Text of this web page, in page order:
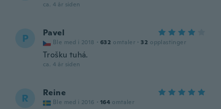
ca. 4 år siden
P Pavel
Ble med i 2018 · 632 omtaler · 32 opplastinger
Trošku tuhá.
ca. 4 år siden
R Reine
Ble med i 2016 · 164 omtaler